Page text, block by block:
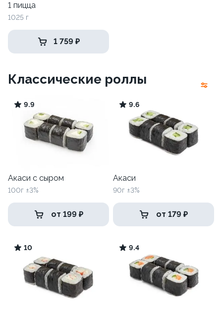
1 пицца
1025 г
1 759 ₽
Классические роллы
9.9
Акаси с сыром
100г ±3%
от 199 ₽
9.6
Акаси
90г ±3%
от 179 ₽
10 9.4